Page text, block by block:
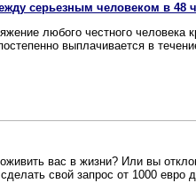
серьезным человеком в 48
любого честного человека
выплачивается в
вас в жизни? Или вы
свой запрос от 1000